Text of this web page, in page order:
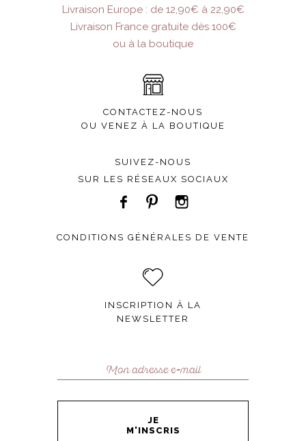
Livraison Europe : de 12,90€ à 22,90€
Livraison France gratuite dès 100€
ou à la boutique
CONTACTEZ-NOUS
OU VENEZ À LA BOUTIQUE
SUIVEZ-NOUS
SUR LES RÉSEAUX SOCIAUX
CONDITIONS GÉNÉRALES DE VENTE
INSCRIPTION À LA
NEWSLETTER
JE
M'INSCRIS